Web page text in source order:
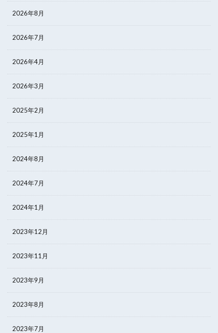
2026年8月
2026年7月
2026年4月
2026年3月
2025年2月
2025年1月
2024年8月
2024年7月
2024年1月
2023年12月
2023年11月
2023年9月
2023年8月
2023年7月